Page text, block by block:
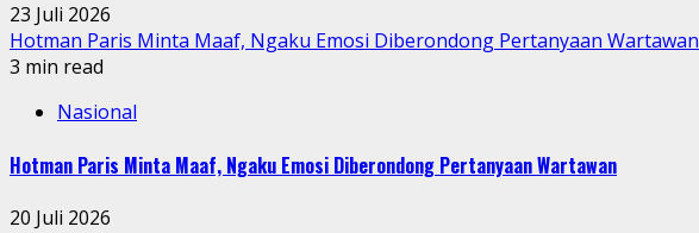
23 Juli 2026
Hotman Paris Minta Maaf, Ngaku Emosi Diberondong Pertanyaan Wartawan
3 min read
Nasional
Hotman Paris Minta Maaf, Ngaku Emosi Diberondong Pertanyaan Wartawan
20 Juli 2026